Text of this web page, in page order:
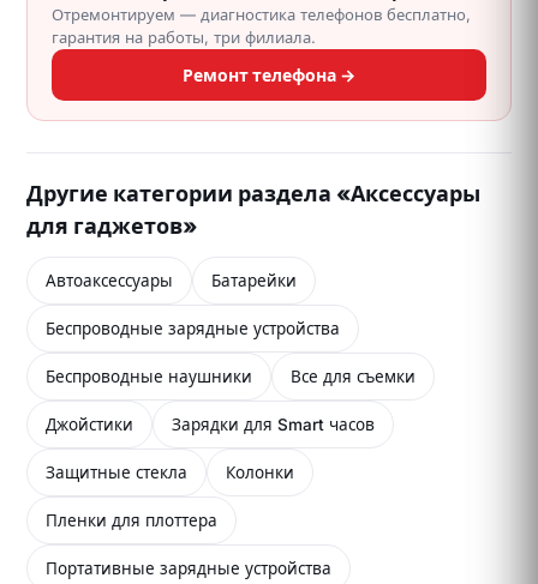
Отремонтируем — диагностика телефонов бесплатно,
гарантия на работы, три филиала.
Ремонт телефона →
Другие категории раздела «Аксессуары
для гаджетов»
Автоаксессуары Батарейки
Беспроводные зарядные устройства
Беспроводные наушники Все для съемки
Джойстики Зарядки для Smart часов
Защитные стекла Колонки
Пленки для плоттера
Портативные зарядные устройства